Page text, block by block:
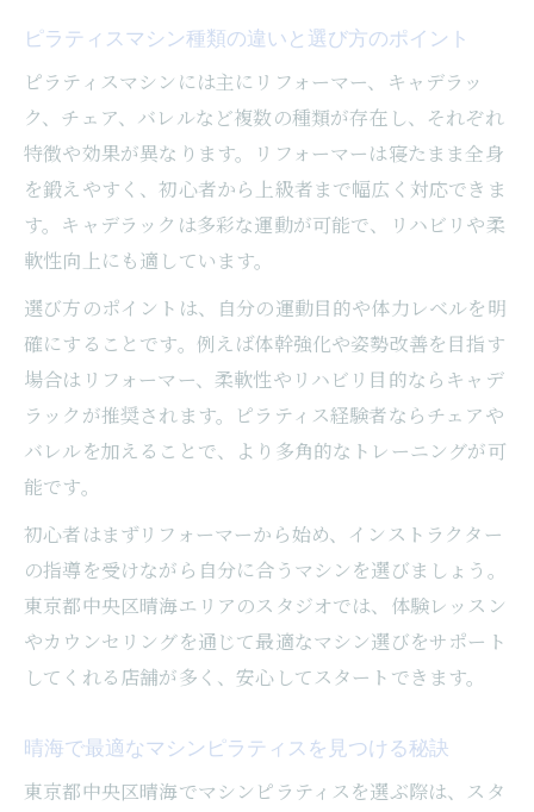
ピラティスマシン種類の違いと選び方のポイント
ピラティスマシンには主にリフォーマー、キャデラッ
ク、チェア、バレルなど複数の種類が存在し、それぞれ
特徴や効果が異なります。リフォーマーは寝たまま全身
を鍛えやすく、初心者から上級者まで幅広く対応できま
す。キャデラックは多彩な運動が可能で、リハビリや柔
軟性向上にも適しています。
選び方のポイントは、自分の運動目的や体力レベルを明
確にすることです。例えば体幹強化や姿勢改善を目指す
場合はリフォーマー、柔軟性やリハビリ目的ならキャデ
ラックが推奨されます。ピラティス経験者ならチェアや
バレルを加えることで、より多角的なトレーニングが可
能です。
初心者はまずリフォーマーから始め、インストラクター
の指導を受けながら自分に合うマシンを選びましょう。
東京都中央区晴海エリアのスタジオでは、体験レッスン
やカウンセリングを通じて最適なマシン選びをサポート
してくれる店舗が多く、安心してスタートできます。
晴海で最適なマシンピラティスを見つける秘訣
東京都中央区晴海でマシンピラティスを選ぶ際は、スタ